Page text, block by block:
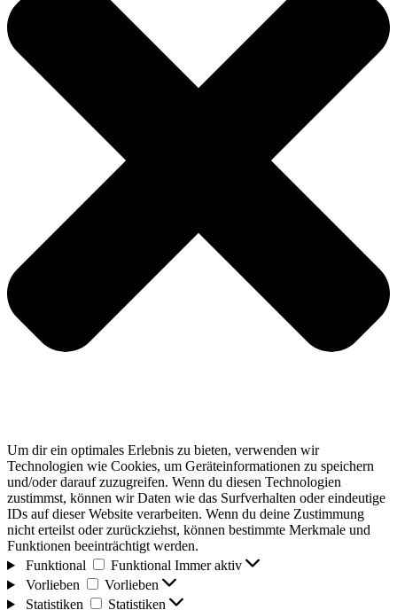
Um dir ein optimales Erlebnis zu bieten, verwenden wir
Technologien wie Cookies, um Geräteinformationen zu speichern
und/oder darauf zuzugreifen. Wenn du diesen Technologien
zustimmst, können wir Daten wie das Surfverhalten oder eindeutige
IDs auf dieser Website verarbeiten. Wenn du deine Zustimmung
nicht erteilst oder zurückziehst, können bestimmte Merkmale und
Funktionen beeinträchtigt werden.
Funktional
Funktional Immer aktiv
Vorlieben
Vorlieben
Statistiken
Statistiken